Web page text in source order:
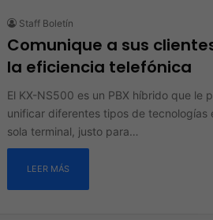
Staff Boletín
Comunique a sus
la eficiencia telefónica
El KX-NS500 es un PBX híbrido que le
unificar diferentes tipos de tecnologías
sola terminal, justo para…
LEER MÁS